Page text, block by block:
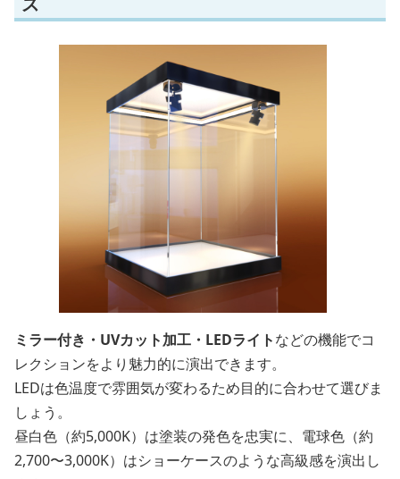
ミラー付き・UVカット加工・LEDライトなどの機能でコ
レクションをより魅力的に演出できます。
LEDは色温度で雰囲気が変わるため目的に合わせて選びま
しょう。
昼白色（約5,000K）は塗装の発色を忠実に、電球色（約
2,700〜3,000K）はショーケースのような高級感を演出し